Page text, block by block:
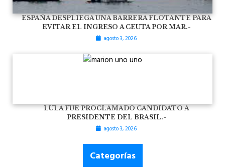
ESPAÑA DESPLIEGA UNA BARRERA FLOTANTE PARA
EVITAR EL INGRESO A CEUTA POR MAR.-
agosto 3, 2026
LULA FUE PROCLAMADO CANDIDATO A
PRESIDENTE DEL BRASIL.-
agosto 3, 2026
Categorías